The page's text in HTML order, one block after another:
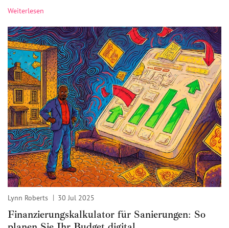
Weiterlesen
Lynn Roberts 30 Jul 2025
Finanzierungskalkulator für Sanierungen: So